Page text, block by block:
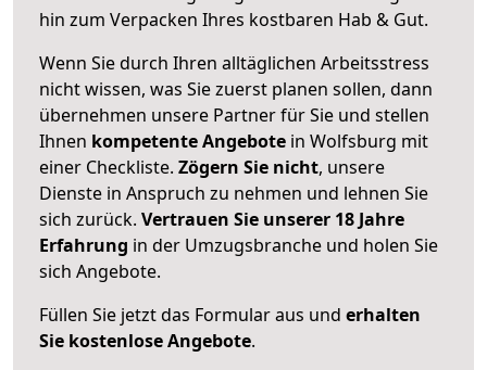
hin zum Verpacken Ihres kostbaren Hab & Gut.
Wenn Sie durch Ihren alltäglichen Arbeitsstress
nicht wissen, was Sie zuerst planen sollen, dann
übernehmen unsere Partner für Sie und stellen
Ihnen kompetente Angebote in Wolfsburg mit
einer Checkliste. Zögern Sie nicht, unsere
Dienste in Anspruch zu nehmen und lehnen Sie
sich zurück. Vertrauen Sie unserer 18 Jahre
Erfahrung in der Umzugsbranche und holen Sie
sich Angebote.
Füllen Sie jetzt das Formular aus und erhalten
Sie kostenlose Angebote.